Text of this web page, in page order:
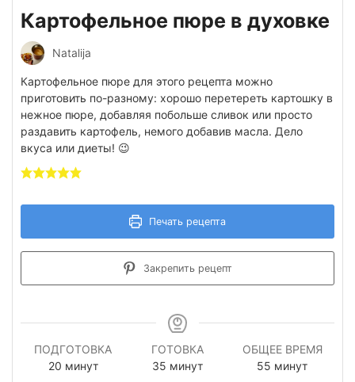
Картофельное пюре в духовке
Natalija
Картофельное пюре для этого рецепта можно
приготовить по-разному: хорошо перетереть картошку в
нежное пюре, добавляя побольше сливок или просто
раздавить картофель, немого добавив масла. Дело
вкуса или диеты! 😉
Печать рецепта
Закрепить рецепт
ПОДГОТОВКА
20минуты
минут
ГОТОВКА
35 минуты
минут
ОБЩЕЕ ВРЕМЯ
55 минуты
минут